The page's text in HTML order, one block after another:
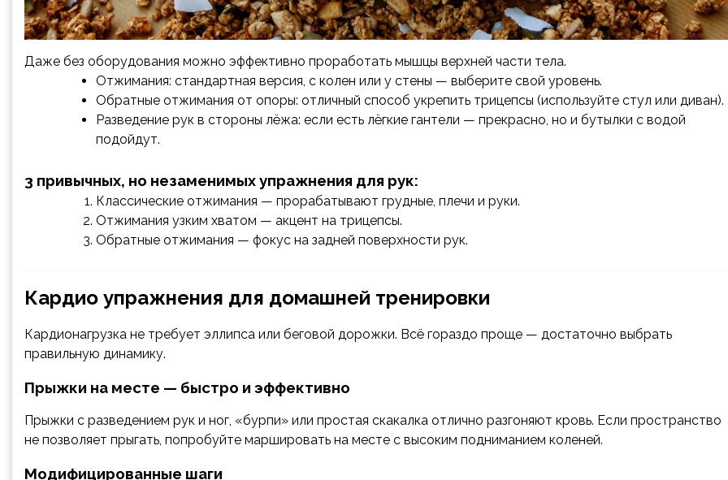
Даже без оборудования можно эффективно проработать мышцы верхней части тела.
Отжимания: стандартная версия, с колен или у стены — выберите свой уровень.
Обратные отжимания от опоры: отличный способ укрепить трицепсы (используйте стул или диван).
Разведение рук в стороны лёжа: если есть лёгкие гантели — прекрасно, но и бутылки с водой
подойдут.
3 привычных, но незаменимых упражнения для рук:
Классические отжимания — прорабатывают грудные, плечи и руки.
Отжимания узким хватом — акцент на трицепсы.
Обратные отжимания — фокус на задней поверхности рук.
Кардио упражнения для домашней тренировки
Кардионагрузка не требует эллипса или беговой дорожки. Всё гораздо проще — достаточно выбрать
правильную динамику.
Прыжки на месте — быстро и эффективно
Прыжки с разведением рук и ног, «бурпи» или простая скакалка отлично разгоняют кровь. Если пространство
не позволяет прыгать, попробуйте маршировать на месте с высоким подниманием коленей.
Модифицированные шаги